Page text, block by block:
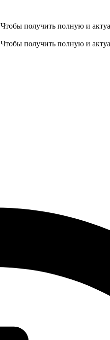
Чтобы получить полную и
Чтобы получить полную и